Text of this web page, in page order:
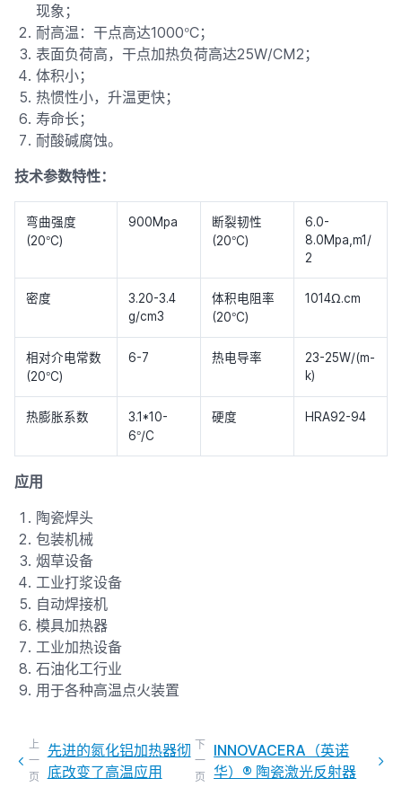
现象；
耐高温：干点高达1000°C；
表面负荷高，干点加热负荷高达25W/CM2；
体积小；
热惯性小，升温更快；
寿命长；
耐酸碱腐蚀。
技术参数特性：
弯曲强度
(20°C)
900Mpa
断裂韧性
(20°C)
6.0-
8.0Mpa,m1/
2
密度
3.20-3.4
g/cm3
体积电阻率
(20°C)
1014Ω.cm
相对介电常数
(20°C)
6-7 热电导率
23-25W/(m-
k)
热膨胀系数
3.1*10-
6°/C
硬度 HRA92-94
应用
陶瓷焊头
包装机械
烟草设备
工业打浆设备
自动焊接机
模具加热器
工业加热设备
石油化工行业
用于各种高温点火装置
上
一
页
先进的氮化铝加热器彻
底改变了高温应用
下
一
页
INNOVACERA（英诺
华）® 陶瓷激光反射器